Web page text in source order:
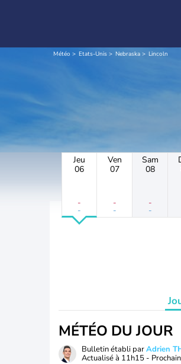
Météo Etats-Unis Nebraska Lincoln
Jeu
06
-
-
Ven
07
-
-
Sam
08
-
-
MÉTÉO DU JOUR
Bulletin établi parAdrien
Actualisé à 11h15 -